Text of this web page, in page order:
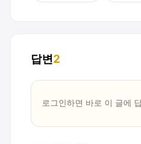
답변2
로그인하면 바로 이 글에